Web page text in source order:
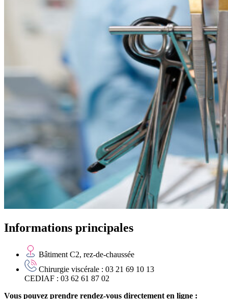
Informations principales
Bâtiment C2, rez-de-chaussée
Chirurgie viscérale : 03 21 69 10 13
CEDIAF : 03 62 61 87 02
Vous pouvez prendre rendez-vous directement en ligne :